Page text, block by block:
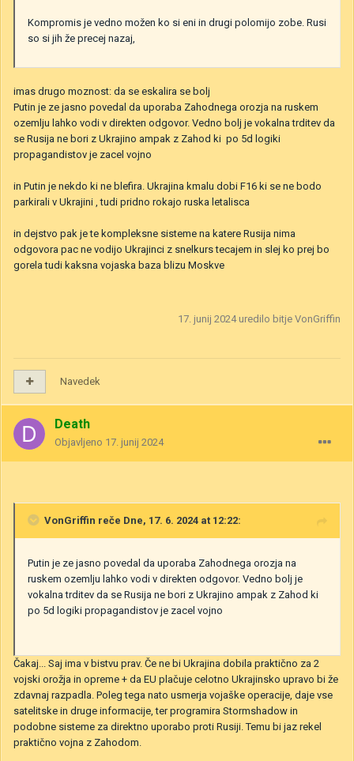
Kompromis je vedno možen ko si eni in drugi polomijo zobe. Rusi
so si jih že precej nazaj,
imas drugo moznost: da se eskalira se bolj
Putin je ze jasno povedal da uporaba Zahodnega orozja na ruskem
ozemlju lahko vodi v direkten odgovor. Vedno bolj je vokalna trditev da
se Rusija ne bori z Ukrajino ampak z Zahod ki po 5d logiki
propagandistov je zacel vojno
in Putin je nekdo ki ne blefira. Ukrajina kmalu dobi F16 ki se ne bodo
parkirali v Ukrajini , tudi pridno rokajo ruska letalisca
in dejstvo pak je te kompleksne sisteme na katere Rusija nima
odgovora pac ne vodijo Ukrajinci z snelkurs tecajem in slej ko prej bo
gorela tudi kaksna vojaska baza blizu Moskve
17. junij 2024uredilo bitje VonGriffin
Navedek
Death
Objavljeno 17. junij 2024
VonGriffin reče Dne, 17. 6. 2024 at 12:22:
Putin je ze jasno povedal da uporaba Zahodnega orozja na
ruskem ozemlju lahko vodi v direkten odgovor. Vedno bolj je
vokalna trditev da se Rusija ne bori z Ukrajino ampak z Zahod ki
po 5d logiki propagandistov je zacel vojno
Čakaj... Saj ima v bistvu prav. Če ne bi Ukrajina dobila praktično za 2
vojski orožja in opreme + da EU plačuje celotno Ukrajinsko upravo bi že
zdavnaj razpadla. Poleg tega nato usmerja vojaške operacije, daje vse
satelitske in druge informacije, ter programira Stormshadow in
podobne sisteme za direktno uporabo proti Rusiji. Temu bi jaz rekel
praktično vojna z Zahodom.